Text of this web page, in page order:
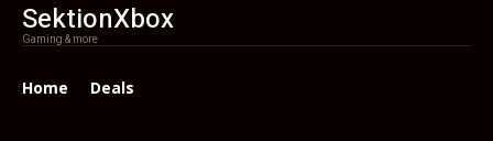
SektionXbox
Gaming & more
Home Deals